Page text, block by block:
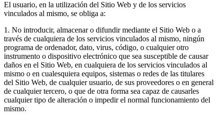
El usuario, en la utilización del Sitio Web y de los servicios
vinculados al mismo, se obliga a:
1. No introducir, almacenar o difundir mediante el Sitio Web o a
través de cualquiera de los servicios vinculados al mismo, ningún
programa de ordenador, dato, virus, código, o cualquier otro
instrumento o dispositivo electrónico que sea susceptible de causar
daños en el Sitio Web, en cualquiera de los servicios vinculados al
mismo o en cualesquiera equipos, sistemas o redes de las titulares
del Sitio Web, de cualquier usuario, de sus proveedores o en general
de cualquier tercero, o que de otra forma sea capaz de causarles
cualquier tipo de alteración o impedir el normal funcionamiento del
mismo.